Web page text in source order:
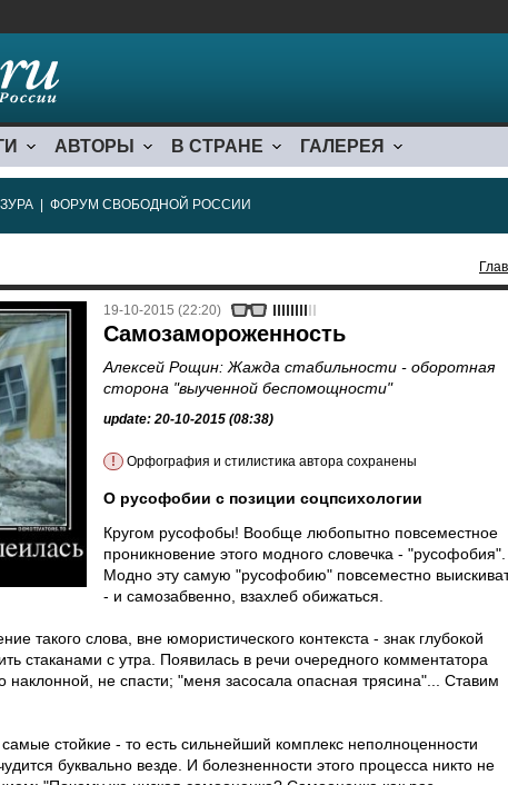
АВТОРЫ В СТРАНЕ ГАЛЕРЕЯ
ФОРУМ СВОБОДНОЙ РОССИИ
19-10-2015 (22:20)
Самозамороженность
Алексей Рощин: Жажда стабильности - оборотная
сторона "выученной беспомощности"
update: 20-10-2015 (08:38)
! Орфография и стилистика автора сохранены
О русофобии с позиции соцпсихологии
Кругом русофобы! Вообще любопытно повсеместное
проникновение этого модного словечка - "русофобия".
Модно эту самую "русофобию" повсеместно
- и самозабвенно, взахлеб обижаться.
такого слова, вне юмористического контекста - знак глубокой
стаканами с утра. Появилась в речи очередного комментатора
наклонной, не спасти; "меня засосала опасная трясина"... Ставим
стойкие - то есть сильнейший комплекс неполноценности
буквально везде. И болезненности этого процесса никто не